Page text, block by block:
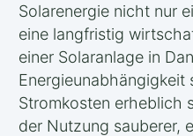
Solarenergie nicht nur
eine langfristig
einer Solaranlage in
Stromkosten erheblich
der Nutzung sauberer,